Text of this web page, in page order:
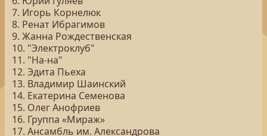
7. Игорь Корнелюк
8. Ренат Ибрагимов
9. Жанна Рождественская
10. "Электроклуб"
11. "На-на"
12. Эдита Пьеха
13. Владимир Шаинский
14. Екатерина Семенова
15. Олег Анофриев
16. Группа «Мираж»
17. Ансамбль им. Александрова